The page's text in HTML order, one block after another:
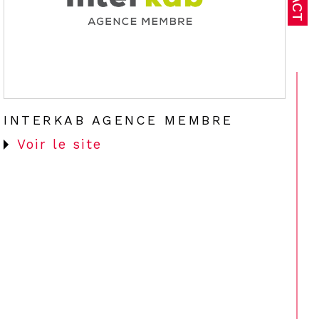
INTERKAB AGENCE MEMBRE
Voir le site